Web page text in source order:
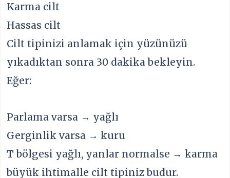
Karma cilt
Hassas cilt
Cilt tipinizi anlamak için yüzünüzü
yıkadıktan sonra 30 dakika bekleyin.
Eğer:
Parlama varsa → yağlı
Gerginlik varsa → kuru
T bölgesi yağlı, yanlar normalse → karma
büyük ihtimalle cilt tipiniz budur.